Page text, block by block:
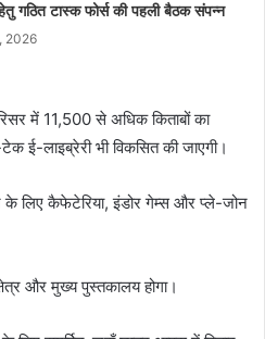
गठित टास्क फोर्स की पहली बैठक संपन्न
2026
में 11,500 से अधिक किताबों का
ई-लाइब्रेरी भी विकसित की जाएगी।
के लिए कैफेटेरिया, इंडोर गेम्स और प्ले-जोन
और मुख्य पुस्तकालय होगा।